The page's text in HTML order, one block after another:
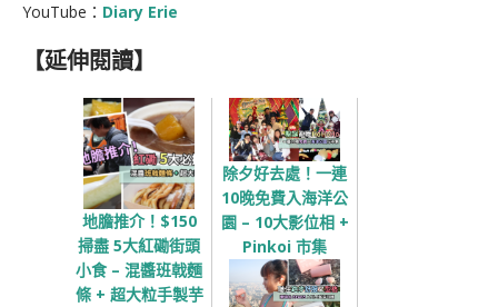
YouTube： Diary Erie
【延伸閱讀】
地膽推介！$150
掃盡 5大紅磡街頭
小食 – 混醬班戟麵
條 + 超大粒手製芋
除夕好去處！一連
10晚免費入海洋公
園 – 10大影位相 +
Pinkoi 市集